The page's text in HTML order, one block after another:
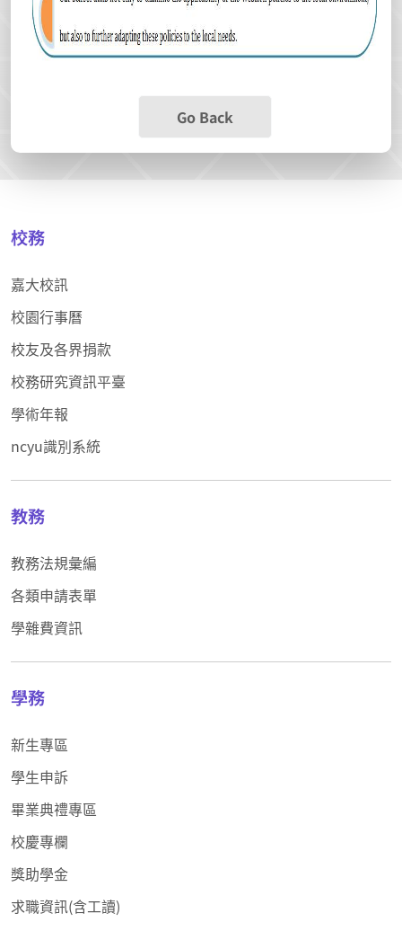
Go Back
校務
嘉大校訊
校園行事曆
校友及各界捐款
校務研究資訊平臺
學術年報
ncyu識別系統
教務
教務法規彙編
各類申請表單
學雜費資訊
學務
新生專區
學生申訴
畢業典禮專區
校慶專欄
獎助學金
求職資訊(含工讀)